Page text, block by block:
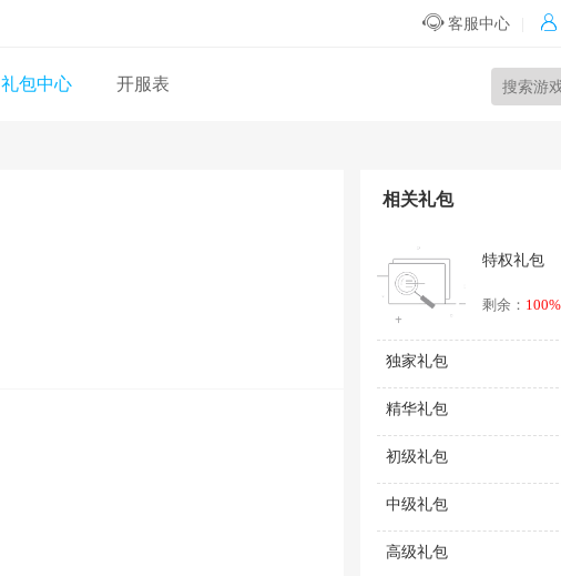
客服中心 
礼包中心 开服表
相关礼包
特权礼包
剩余： 100%
独家礼包
精华礼包
初级礼包
中级礼包
高级礼包